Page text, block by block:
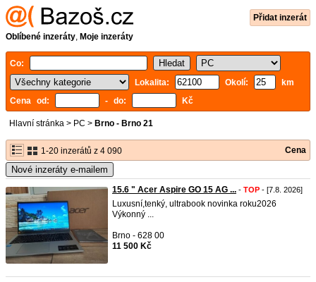
Přidat inzerát
Oblíbené inzeráty, Moje inzeráty
Co:
Lokalita:
Okolí:
km
Cena od:
- do: Kč
Hlavní stránka > PC > Brno - Brno 21
1-20 inzerátů z 4 090 Cena
Nové inzeráty e-mailem
15.6 " Acer Aspire GO 15 AG ... - TOP - [7.8. 2026]
Luxusní,tenký, ultrabook novinka roku2026
Výkonný ...
Brno - 628 00
11 500 Kč